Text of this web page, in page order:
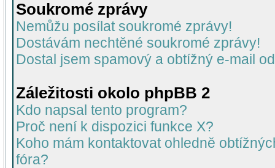
Soukromé zprávy
Nemůžu posílat soukromé zprávy!
Dostávám nechtěné soukromé zprávy!
Dostal jsem spamový a obtížný e-mail
Záležitosti okolo phpBB 2
Kdo napsal tento program?
Proč není k dispozici funkce X?
Koho mám kontaktovat ohledně
fóra?